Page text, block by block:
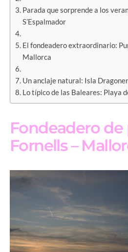
Parada que sorprende a los
S’Espalmador
El fondeadero extraordinario:
Mallorca
Un anclaje natural: Isla
Lo típico de las Baleares: Playa
Fondeadero de
Fornells –